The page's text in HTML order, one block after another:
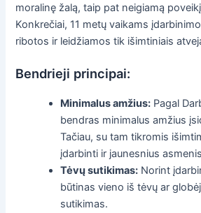
moralinę žalą, taip pat neigiamą
Konkrečiai, 11 metų vaikams
ribotos ir leidžiamos tik išimtiniais
Bendrieji principai:
Minimalus amžius: Pagal
bendras minimalus amžius
Tačiau, su tam tikromis
įdarbinti ir jaunesnius
Tėvų sutikimas: Norint
būtinas vieno iš tėvų ar
sutikimas.